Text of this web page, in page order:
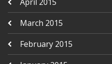
March 2015
February 2015